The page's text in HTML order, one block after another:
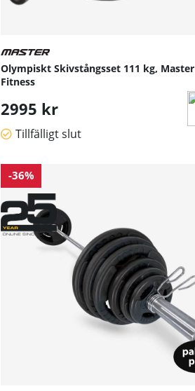
Olympiskt Skivstångsset 111 kg, Master
Fitness
2995 kr
Tillfälligt slut
-36%